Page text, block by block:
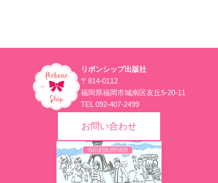
リボンシップ出版社
〒814-0112
福岡県福岡市城南区友丘5-20-11
TEL 092-407-2499
お問い合わせ